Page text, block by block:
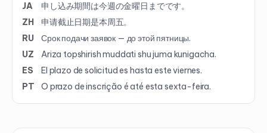
JA
申し込み期間は今週の金曜日までです。
ZH
申请截止日期是本周五。
RU
Срок подачи заявок — до этой пятницы.
UZ
Ariza topshirish muddati shu juma kunigacha.
ES
El plazo de solicitud es hasta este viernes.
PT
O prazo de inscrição é até esta sexta-feira.